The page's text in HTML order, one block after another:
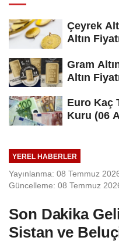
Çeyrek
Altın
Gram
Altın
Euro Kaç
Kuru (06
YEREL HABERLER
Yayınlanma: 08 Temmuz
Güncelleme: 08 Temmuz
Son Dakika
Sistan ve